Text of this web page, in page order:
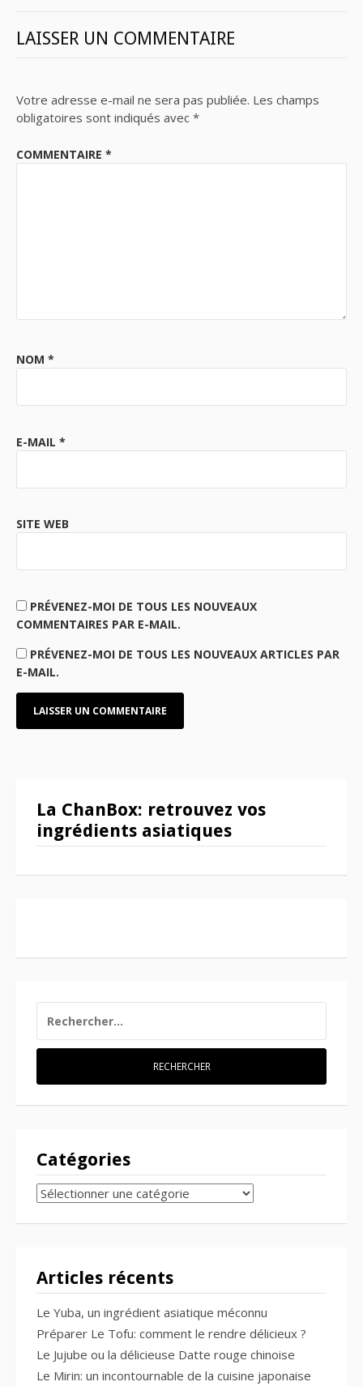
LAISSER UN COMMENTAIRE
Votre adresse e-mail ne sera pas publiée. Les champs
obligatoires sont indiqués avec *
COMMENTAIRE *
NOM *
E-MAIL *
SITE WEB
PRÉVENEZ-MOI DE TOUS LES NOUVEAUX
COMMENTAIRES PAR E-MAIL.
PRÉVENEZ-MOI DE TOUS LES NOUVEAUX ARTICLES PAR
E-MAIL.
La ChanBox: retrouvez vos
ingrédients asiatiques
Catégories
CATÉGORIES
Articles récents
Le Yuba, un ingrédient asiatique méconnu
Préparer Le Tofu: comment le rendre délicieux ?
Le Jujube ou la délicieuse Datte rouge chinoise
Le Mirin: un incontournable de la cuisine japonaise